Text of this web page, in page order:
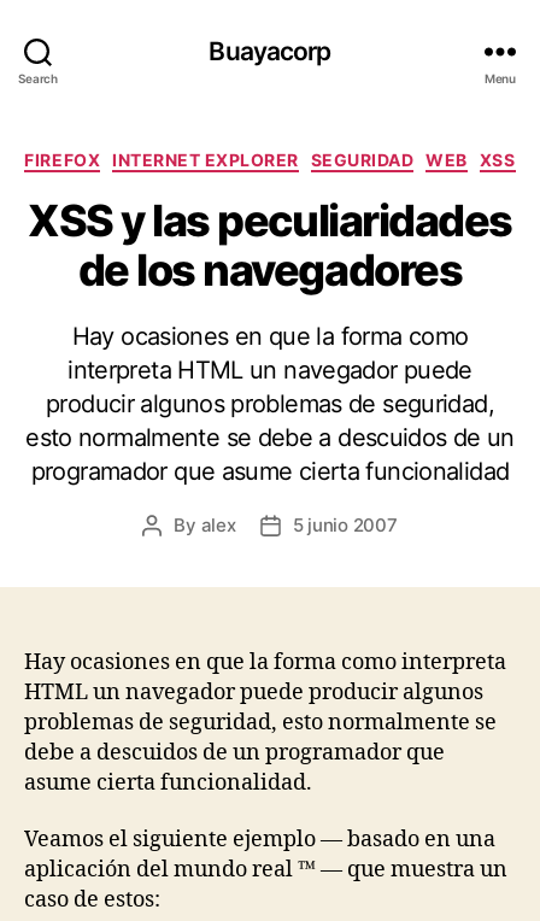
Search
Buayacorp
Menu
Categories
FIREFOX INTERNET EXPLORER SEGURIDAD WEB XSS
XSS y las peculiaridades
de los navegadores
Hay ocasiones en que la forma como
interpreta HTML un navegador puede
producir algunos problemas de seguridad,
esto normalmente se debe a descuidos de un
programador que asume cierta funcionalidad
Post
By alex
Post5 junio 2007
Hay ocasiones en que la forma como interpreta
HTML un navegador puede producir algunos
problemas de seguridad, esto normalmente se
debe a descuidos de un programador que
asume cierta funcionalidad.
Veamos el siguiente ejemplo — basado en una
aplicación del mundo real ™ — que muestra un
caso de estos: